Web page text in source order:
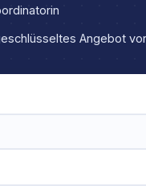
Angebot